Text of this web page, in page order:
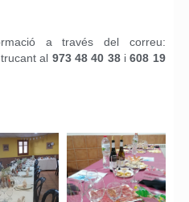
a través del correu:
al 973 48 40 38i608 19